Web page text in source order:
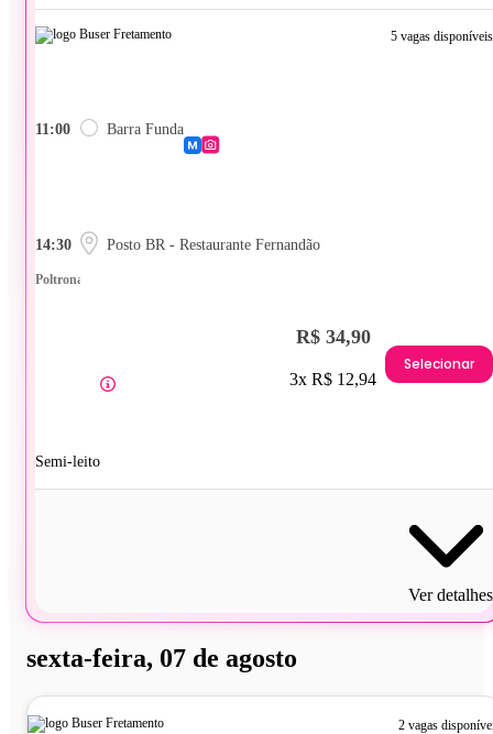
5 vagas disponíveis
11:00 Barra Funda
14:30 Posto BR - Restaurante Fernandão
Poltrona
Semi-leito
R$ 34,90
3x R$ 12,94
Selecionar
Ver detalhes
sexta-feira, 07 de agosto
2 vagas